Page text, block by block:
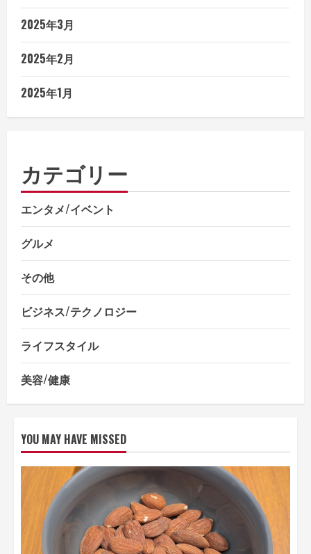
2025年3月
2025年2月
2025年1月
カテゴリー
エンタメ/イベント
グルメ
その他
ビジネス/テクノロジー
ライフスタイル
美容/健康
YOU MAY HAVE MISSED